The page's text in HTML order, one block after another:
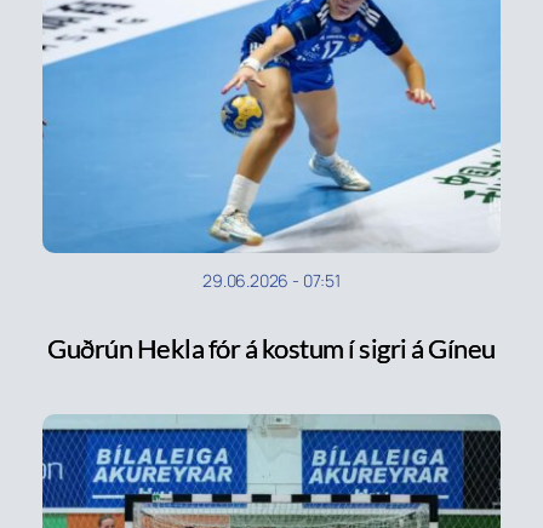
29.06.2026 - 07:51
Guðrún Hekla fór á kostum í sigri á Gíneu